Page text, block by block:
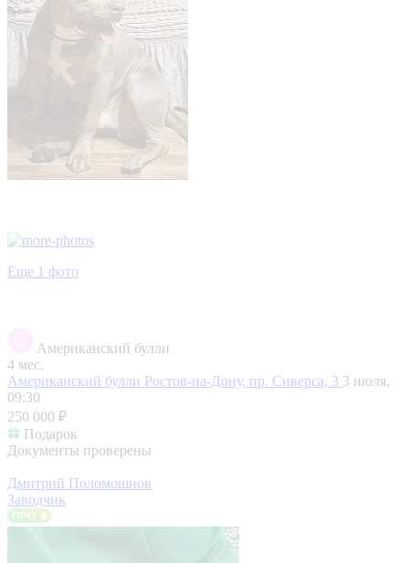
Еще 1 фото
Американский булли
4 мес.
Американский булли Ростов-на-Дону, пр. Сиверса, 3 3 июля,
09:30
250 000 ₽
Подарок
Документы проверены
Дмитрий Поломошнов
Заводчик